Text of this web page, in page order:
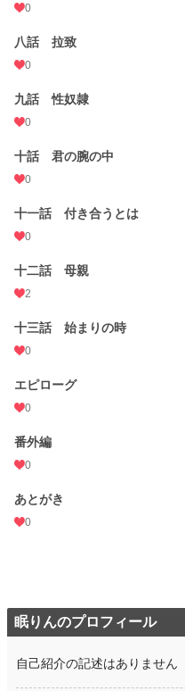
0
八話 拉致
0
九話 性奴隷
0
十話 君の腕の中
0
十一話 付き合うとは
0
十二話 母親
2
十三話 始まりの時
0
エピローグ
0
番外編
0
あとがき
0
眠りんのプロフィール
自己紹介の記述はありません